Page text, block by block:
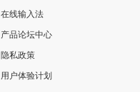
在线输入法
产品论坛中心
隐私政策
用户体验计划